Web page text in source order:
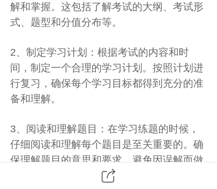
解和掌握。这包括了解考试的大纲、考试形
式、题型和分值分布等。
2、制定学习计划：根据考试的内容和时
间，制定一个合理的学习计划。按照计划进
行复习，确保每个学习目标都得到充分的准
备和理解。
3、阅读和理解题目：在学习练题的时候，
仔细阅读和理解每个题目是至关重要的。确
保理解题目的意思和要求，避免因误解而做